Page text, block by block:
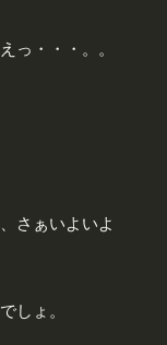
っ・・・。。
さぁいよいよ
しょ。